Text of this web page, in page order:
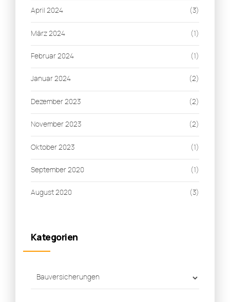
April 2024 (3)
März 2024 (1)
Februar 2024 (1)
Januar 2024 (2)
Dezember 2023 (2)
November 2023 (2)
Oktober 2023 (1)
September 2020 (1)
August 2020 (3)
Kategorien